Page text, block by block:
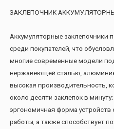
ЗАКЛЕПОЧНИК
Аккумуляторные заклепочники
среди покупателей, что
многие современные модели
нержавеющей сталью,
высокая производительность,
около десяти заклепок в минуту;
эргономичная форма устройств
работы, а также способствует